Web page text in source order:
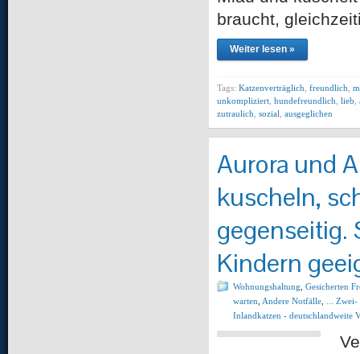
braucht,
Weiter lesen »
Tags: Katzenverträglich freundlich
unkompliziert hundefreundlich lieb
zutraulich sozial ausgeglichen
Aurora und
kuscheln,
gegenseitig.
Kindern
Wohnungshaltung Gesicherten
warten Andere Notfälle
...
Inlandkatzen - deutschlandweite